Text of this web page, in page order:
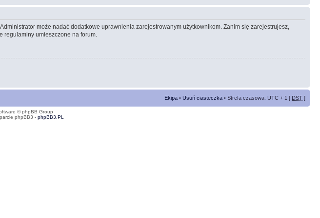
może nadać dodatkowe uprawnienia zarejestrowanym użytkownikom. Zanim się zarejestrujesz,
regulaminy umieszczone na forum.
Ekipa • Usuń ciasteczka • Strefa czasowa: UTC + 1 [ DST ]
© phpBB Group
phpBB3 - phpBB3.PL